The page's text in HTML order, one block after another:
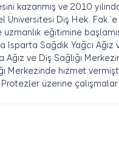
kazanmış ve 2010
Üniversitesi Diş Hek.
eğitimine
Isparta Sağdık Yağcı
Ağız ve Diş Sağlığı
Merkezinde hizmet
üzerine çalışmalar